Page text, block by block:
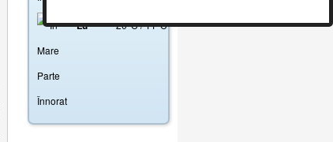
Lu 20°C/11°C